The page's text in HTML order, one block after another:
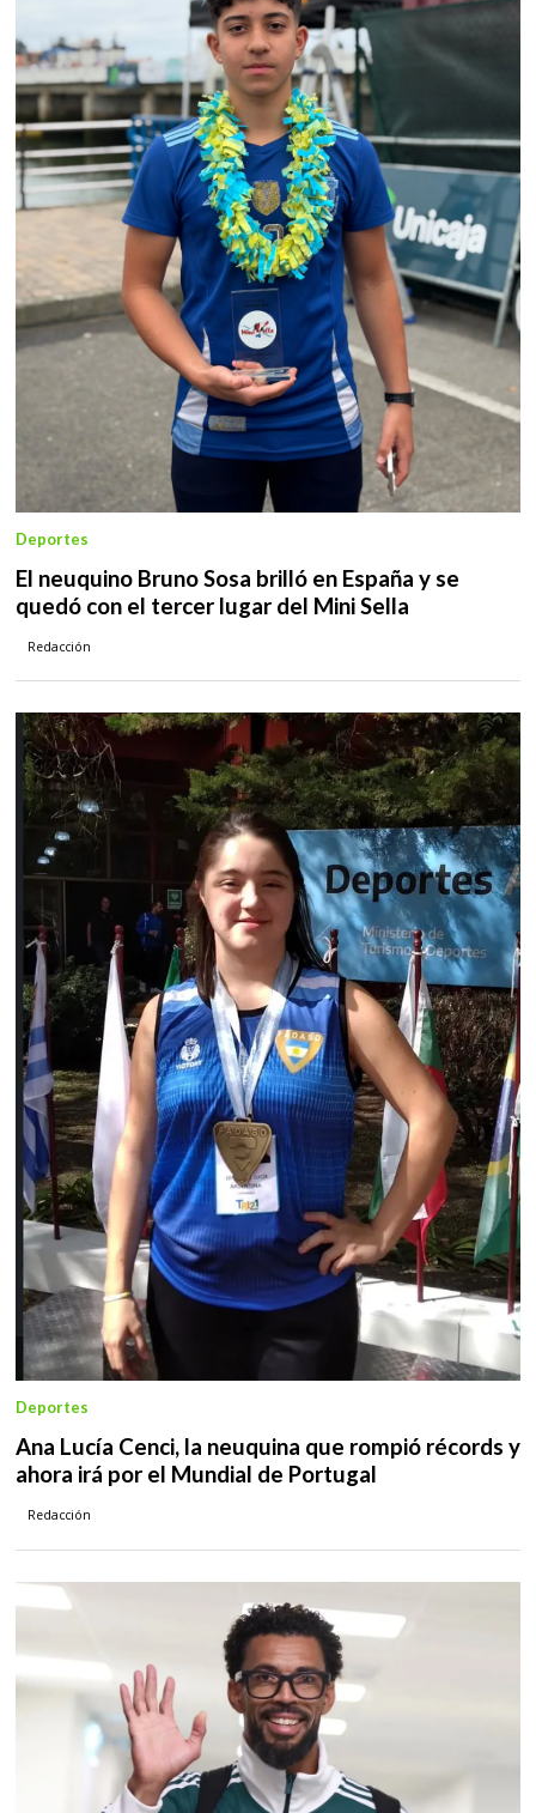
El neuquino Bruno Sosa brilló en España y se
quedó con el tercer lugar del Mini Sella
Redacción
Deportes
Ana Lucía Cenci, la neuquina que rompió récords y
ahora irá por el Mundial de Portugal
Redacción
Deportes